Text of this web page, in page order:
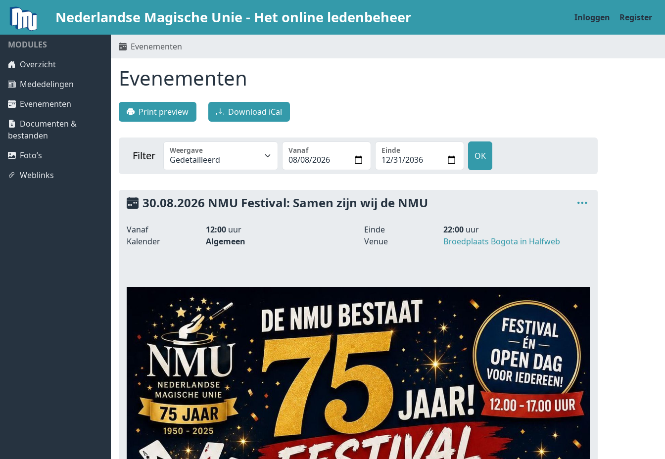
Nederlandse Magische Unie - Het online ledenbeheer Inloggen Register
MODULES
Overzicht
Mededelingen
Evenementen
Documenten &
bestanden
Foto’s
Weblinks
Evenementen
Evenementen
Print preview Download iCal
Filter Weergave Vanaf Einde
OK
30.08.2026 NMU Festival: Samen zijn wij de NMU
Vanaf 12:00uur Einde 22:00uur
Kalender
Algemeen Venue Broedplaats Bogota in Halfweb